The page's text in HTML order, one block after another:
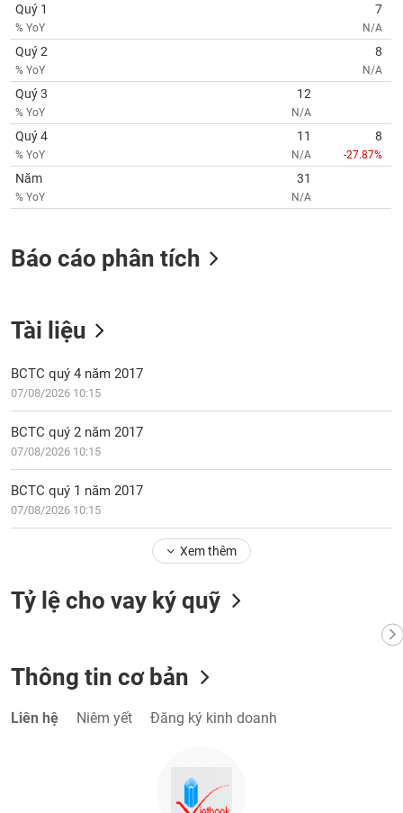
Quý 1
% YoY
7
N/A
Quý 2
% YoY
8
N/A
Quý 3
% YoY
12
N/A
Quý 4
% YoY
11
N/A
8
-27.87%
Năm
% YoY
31
N/A
Báo cáo phân tích
Tài liệu
BCTC quý 4 năm 2017
07/08/2026 10:15
BCTC quý 2 năm 2017
07/08/2026 10:15
BCTC quý 1 năm 2017
07/08/2026 10:15
Xem thêm
Tỷ lệ cho vay ký quỹ
Thông tin cơ bản
Liên hệ Niêm yết Đăng ký kinh doanh
chính
Công
cụ
đầu
tư
thông
Dữ
liệu
tài
chính